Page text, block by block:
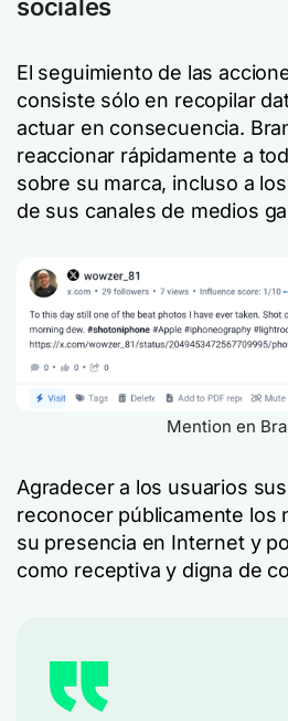
sociales
El seguimiento de las
consiste sólo en recopilar
actuar en consecuencia.
reaccionar rápidamente a
sobre su marca, incluso a
de sus canales de medios
Mention en
Agradecer a los usuarios
reconocer públicamente los
su presencia en Internet y
como receptiva y digna de